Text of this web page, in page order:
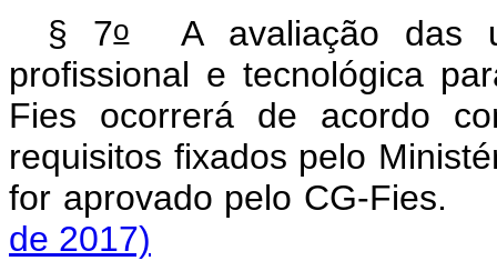
§ 7oA avaliação das
profissional e tecnológica
Fies ocorrerá de acordo
requisitos fixados pelo
for aprovado pelo CG-
de 2017)